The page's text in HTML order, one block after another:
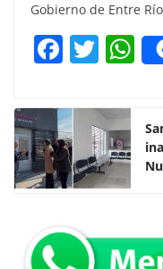
Gobierno de Entre
F
c
e
b
o
o
k
T
itt
er
W
h
s
A